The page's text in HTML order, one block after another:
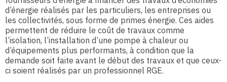
d’énergie réalisés par les particuliers, les entreprises ou
les collectivités, sous forme de primes énergie. Ces aides
permettent de réduire le coût de travaux comme
l’isolation, l’installation d’une pompe à chaleur ou
d’équipements plus performants, à condition que la
demande soit faite avant le début des travaux et que ceux-
ci soient réalisés par un professionnel RGE.